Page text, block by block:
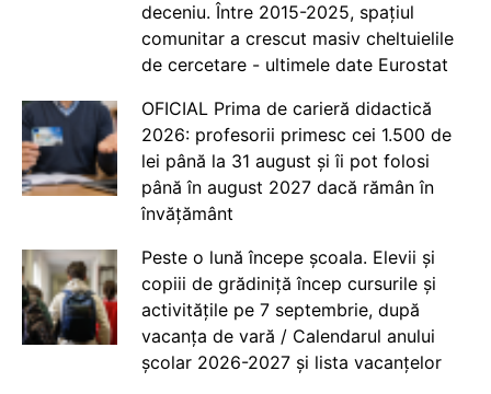
deceniu. Între 2015-2025, spațiul
comunitar a crescut masiv cheltuielile
de cercetare - ultimele date Eurostat
OFICIAL Prima de carieră didactică
2026: profesorii primesc cei 1.500 de
lei până la 31 august și îi pot folosi
până în august 2027 dacă rămân în
învățământ
Peste o lună începe școala. Elevii și
copiii de grădiniță încep cursurile și
activitățile pe 7 septembrie, după
vacanța de vară / Calendarul anului
școlar 2026-2027 și lista vacanțelor